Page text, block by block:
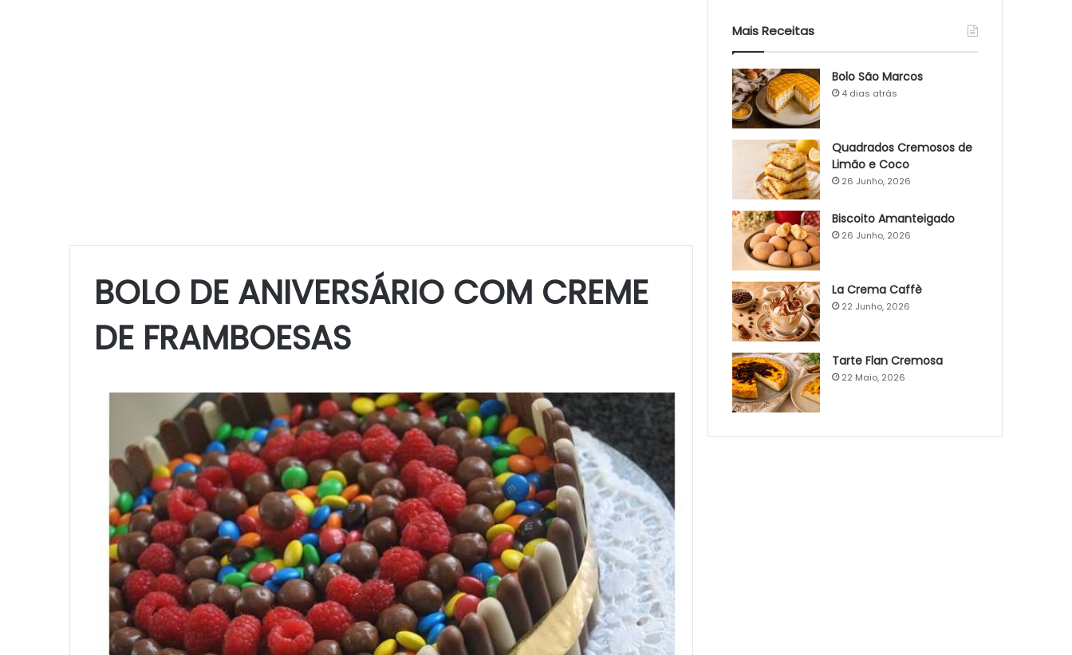
BOLO DE ANIVERSÁRIO COM CREME
DE FRAMBOESAS
Mais Receitas
Bolo São Marcos
4 dias atrás
Quadrados Cremosos de
Limão e Coco
26 Junho, 2026
Biscoito Amanteigado
26 Junho, 2026
La Crema Caffè
22 Junho, 2026
Tarte Flan Cremosa
22 Maio, 2026